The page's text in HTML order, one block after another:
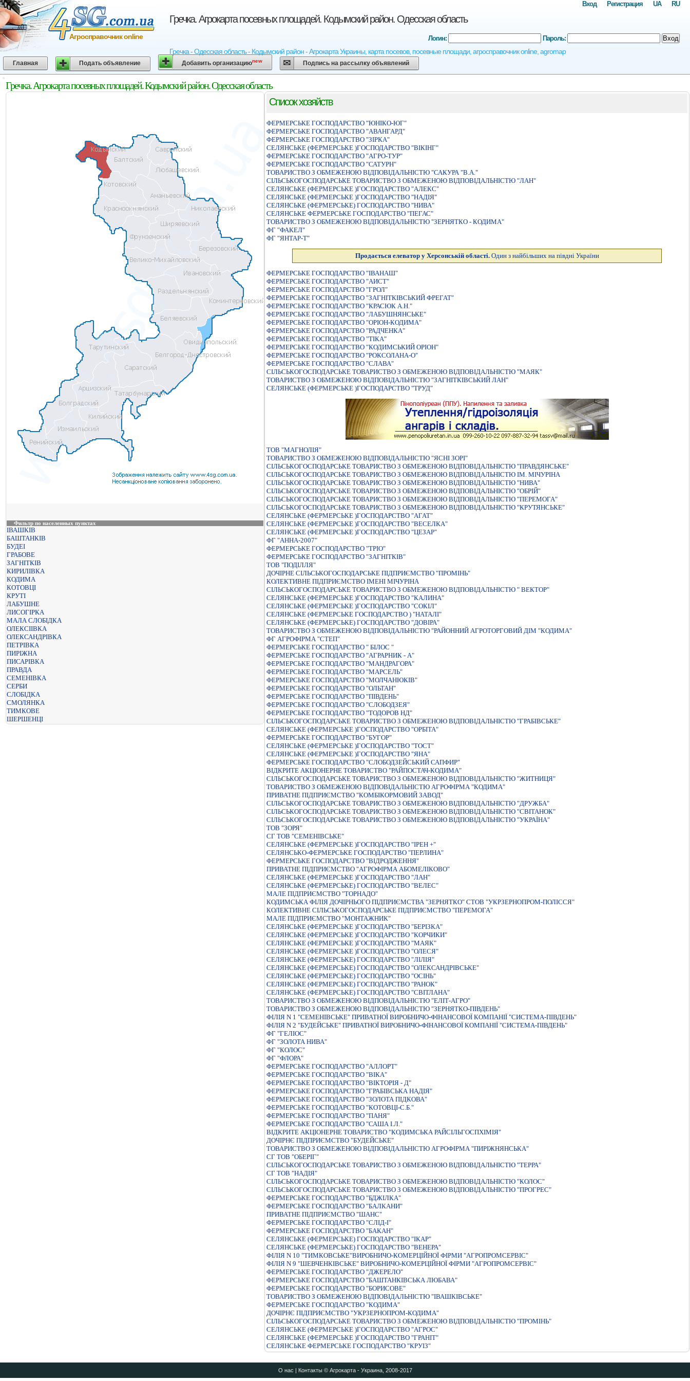
Гречка. Агрокарта посевных площадей. Кодымский район. Одесская область
Гречка - Одесская область - Кодымский район - Агрокарта Украины, карта посевов, посевные площади, агросправочник online, agromap
Агросправочник online
RU
UA
Регистрация
Вход
Логин: Пароль: Вход
Главная Подать объявление Добавить организациюnew Подпись на рассылку объявлений
Гречка. Агрокарта посевных площадей. Кодымский район. Одесская область
Фильтр по населенных пунктах
ІВАШКІВ
БАШТАНКІВ
БУДЕІ
ГРАБОВЕ
ЗАГНІТКІВ
КИРИЛІВКА
КОДИМА
КОТОВЦІ
КРУТІ
ЛАБУШНЕ
ЛИСОГІРКА
МАЛА СЛОБІДКА
ОЛЕКСІІВКА
ОЛЕКСАНДРІВКА
ПЕТРІВКА
ПИРІЖНА
ПИСАРІВКА
ПРАВДА
СЕМЕНІВКА
СЕРБИ
СЛОБІДКА
СМОЛЯНКА
ТИМКОВЕ
ШЕРШЕНЦІ
Список хозяйств
ФЕРМЕРСЬКЕ ГОСПОДАРСТВО "ЮНIКО-ЮГ"
ФЕРМЕРСЬКЕ ГОСПОДАРСТВО "АВАНГАРД"
ФЕРМЕРСЬКЕ ГОСПОДАРСТВО "ЗIРКА"
СЕЛЯНСЬКЕ (ФЕРМЕРСЬКЕ )ГОСПОДАРСТВО "ВIКIНГ"
ФЕРМЕРСЬКЕ ГОСПОДАРСТВО "АГРО-ТУР"
ФЕРМЕРСЬКЕ ГОСПОДАРСТВО "САТУРН"
ТОВАРИСТВО З ОБМЕЖЕНОЮ ВІДПОВІДАЛЬНІСТЮ "САКУРА "В.А."
СIЛЬСЬКОГОСПОДАРСЬКЕ ТОВАРИСТВО З ОБМЕЖЕНОЮ ВIДПОВIДАЛЬНIСТЮ "ЛАН"
СЕЛЯНСЬКЕ (ФЕРМЕРСЬКЕ )ГОСПОДАРСТВО "АЛЕКС"
СЕЛЯНСЬКЕ (ФЕРМЕРСЬКЕ )ГОСПОДАРСТВО "НАДIЯ"
СЕЛЯНСЬКЕ (ФЕРМЕРСЬКЕ) ГОСПОДАРСТВО "НИВА"
СЕЛЯНСЬКЕ ФЕРМЕРСЬКЕ ГОСПОДАРСТВО "ПЕГАС"
ТОВАРИСТВО З ОБМЕЖЕНОЮ ВІДПОВІДАЛЬНІСТЮ "ЗЕРНЯТКО - КОДИМА"
ФГ "ФАКЕЛ"
ФГ "ЯНТАР-Т"
Продається елеватор у Херсонській області. Один з найбільших на півдні України
ФЕРМЕРСЬКЕ ГОСПОДАРСТВО "ІВАНАШ"
ФЕРМЕРСЬКЕ ГОСПОДАРСТВО "АИСТ"
ФЕРМЕРСЬКЕ ГОСПОДАРСТВО "ГРОЛ"
ФЕРМЕРСЬКЕ ГОСПОДАРСТВО "ЗАГНIТКIВСЬКИЙ ФРЕГАТ"
ФЕРМЕРСЬКЕ ГОСПОДАРСТВО "КРАСЮК А.Н."
ФЕРМЕРСЬКЕ ГОСПОДАРСТВО "ЛАБУШНЯНСЬКЕ"
ФЕРМЕРСЬКЕ ГОСПОДАРСТВО "ОРIОН-КОДИМА"
ФЕРМЕРСЬКЕ ГОСПОДАРСТВО "РАДЧЕНКА"
ФЕРМЕРСЬКЕ ГОСПОДАРСТВО "ТIКА"
ФЕРМЕРСЬКЕ ГОСПОДАРСТВО "КОДИМСЬКИЙ ОРIОН"
ФЕРМЕРСЬКЕ ГОСПОДАРСТВО "РОКСОЛАНА-О"
ФЕРМЕРСЬКЕ ГОСПОДАРСТВО "СЛАВА"
СIЛЬСЬКОГОСПОДАРСЬКЕ ТОВАРИСТВО З ОБМЕЖЕНОЮ ВIДПОВIДАЛЬНIСТЮ "МАЯК"
ТОВАРИСТВО З ОБМЕЖЕНОЮ ВIДПОВIДАЛЬНIСТЮ "ЗАГНIТКIВСЬКИЙ ЛАН"
СЕЛЯНСЬКЕ (ФЕРМЕРСЬКЕ )ГОСПОДАРСТВО "ТРУД"
ТОВ "МАГНОЛІЯ"
ТОВАРИСТВО З ОБМЕЖЕНОЮ ВІДПОВІДАЛЬНІСТЮ "ЯСНІ ЗОРІ"
СIЛЬСЬКОГОСПОДАРСЬКЕ ТОВАРИСТВО З ОБМЕЖЕНОЮ ВIДПОВIДАЛЬНIСТЮ "ПРАВДЯНСЬКЕ"
СIЛЬСЬКОГОСПОДАРСЬКЕ ТОВАРИСТВО З ОБМЕЖЕНОЮ ВIДПОВIДАЛЬНIСТЮ IМ. МIЧУРIНА
СІЛЬСЬКОГОСПОДАРСЬКЕ ТОВАРИСТВО З ОБМЕЖЕНОЮ ВІДПОВІДАЛЬНІСТЮ "НИВА"
СІЛЬСЬКОГОСПОДАРСЬКЕ ТОВАРИСТВО З ОБМЕЖЕНОЮ ВІДПОВІДАЛЬНІСТЮ "ОБРІЙ"
СIЛЬСЬКОГОСПОДАРСЬКЕ ТОВАРИСТВО З ОБМЕЖЕНОЮ ВIДПОВIДАЛЬНIСТЮ "ПЕРЕМОГА"
СІЛЬСЬКОГОСПОДАРСЬКЕ ТОВАРИСТВО З ОБМЕЖЕНОЮ ВІДПОВІДАЛЬНІСТЮ "КРУТЯНСЬКЕ"
СЕЛЯНСЬКЕ (ФЕРМЕРСЬКЕ )ГОСПОДАРСТВО "АГАТ"
СЕЛЯНСЬКЕ (ФЕРМЕРСЬКЕ )ГОСПОДАРСТВО "ВЕСЕЛКА"
СЕЛЯНСЬКЕ (ФЕРМЕРСЬКЕ )ГОСПОДАРСТВО "ЦЕЗАР"
ФГ "АННА-2007"
ФЕРМЕРСЬКЕ ГОСПОДАРСТВО "ТРІО"
ФЕРМЕРСЬКЕ ГОСПОДАРСТВО "ЗАГНIТКIВ"
ТОВ "ПОДІЛЛЯ"
ДОЧIРНЕ СIЛЬСЬКОГОСПОДАРСЬКЕ ПIДПРИЄМСТВО "ПРОМIНЬ"
КОЛЕКТИВНЕ ПIДПРИЄМСТВО IМЕНI МIЧУРIНА
СIЛЬСЬКОГОСПОДАРСЬКЕ ТОВАРИСТВО З ОБМЕЖЕНОЮ ВIДПОВIДАЛЬНIСТЮ " ВЕКТОР"
СЕЛЯНСЬКЕ (ФЕРМЕРСЬКЕ )ГОСПОДАРСТВО "КАЛИНА"
СЕЛЯНСЬКЕ (ФЕРМЕРСЬКЕ )ГОСПОДАРСТВО "СОКIЛ"
СЕЛЯНСЬКЕ (ФЕРМЕРСЬКЕ ГОСПОДАРСТВО ) "НАТАЛІ"
СЕЛЯНСЬКЕ (ФЕРМЕРСЬКЕ) ГОСПОДАРСТВО "ДОВIРА"
ТОВАРИСТВО З ОБМЕЖЕНОЮ ВIДПОВIДАЛЬНIСТЮ "РАЙОННИЙ АГРОТОРГОВИЙ ДIМ "КОДИМА"
ФГ АГРОФІРМА "СТЕП"
ФЕРМЕРСЬКЕ ГОСПОДАРСТВО " БIЛОС "
ФЕРМЕРСЬКЕ ГОСПОДАРСТВО "АГРАРНИК - А"
ФЕРМЕРСЬКЕ ГОСПОДАРСТВО "МАНДРАГОРА"
ФЕРМЕРСЬКЕ ГОСПОДАРСТВО "МАРСЕЛЬ"
ФЕРМЕРСЬКЕ ГОСПОДАРСТВО "МОЛЧАНЮКІВ"
ФЕРМЕРСЬКЕ ГОСПОДАРСТВО "ОЛЬТАН"
ФЕРМЕРСЬКЕ ГОСПОДАРСТВО "ПIВДЕНЬ"
ФЕРМЕРСЬКЕ ГОСПОДАРСТВО "СЛОБОДЗЕЯ"
ФЕРМЕРСЬКЕ ГОСПОДАРСТВО "ТОДОРОВ НД"
СІЛЬСЬКОГОСПОДАРСЬКЕ ТОВАРИСТВО З ОБМЕЖЕНОЮ ВІДПОВІДАЛЬНІСТЮ "ГРАБІВСЬКЕ"
СЕЛЯНСЬКЕ (ФЕРМЕРСЬКЕ )ГОСПОДАРСТВО "ОРБIТА"
ФЕРМЕРСЬКЕ ГОСПОДАРСТВО "БУГОР"
СЕЛЯНСЬКЕ (ФЕРМЕРСЬКЕ )ГОСПОДАРСТВО "ТОСТ"
СЕЛЯНСЬКЕ (ФЕРМЕРСЬКЕ )ГОСПОДАРСТВО "ЯНА"
ФЕРМЕРСЬКЕ ГОСПОДАРСТВО "СЛОБОДЗЕЙСЬКИЙ САПФИР"
ВIДКРИТЕ АКЦIОНЕРНЕ ТОВАРИСТВО "РАЙПОСТАЧ-КОДИМА"
СIЛЬСЬКОГОСПОДАРСЬКЕ ТОВАРИСТВО З ОБМЕЖЕНОЮ ВIДПОВIДАЛЬНIСТЮ "ЖИТНИЦЯ"
ТОВАРИСТВО З ОБМЕЖЕНОЮ ВIДПОВIДАЛЬНIСТЮ АГРОФIРМА "КОДИМА"
ПРИВАТНЕ ПIДПРИЄМСТВО "КОМБIКОРМОВИЙ ЗАВОД"
СІЛЬСЬКОГОСПОДАРСЬКЕ ТОВАРИСТВО З ОБМЕЖЕНОЮ ВІДПОВІДАЛЬНІСТЮ "ДРУЖБА"
СІЛЬСЬКОГОСПОДАРСЬКЕ ТОВАРИСТВО З ОБМЕЖЕНОЮ ВІДПОВІДАЛЬНІСТЮ "СВІТАНОК"
СІЛЬСЬКОГОСПОДАРСЬКЕ ТОВАРИСТВО З ОБМЕЖЕНОЮ ВІДПОВІДАЛЬНІСТЮ "УКРАЇНА"
ТОВ "ЗОРЯ"
СГ ТОВ "СЕМЕНІВСЬКЕ"
СЕЛЯНСЬКЕ (ФЕРМЕРСЬКЕ )ГОСПОДАРСТВО "IРЕН +"
СЕЛЯНСЬКО-ФЕРМЕРСЬКЕ ГОСПОДАРСТВО "ПЕРЛИНА"
ФЕРМЕРСЬКЕ ГОСПОДАРСТВО "ВIДРОДЖЕННЯ"
ПРИВАТНЕ ПIДПРИЄМСТВО "АГРОФIРМА АБОМЕЛIКОВО"
СЕЛЯНСЬКЕ (ФЕРМЕРСЬКЕ )ГОСПОДАРСТВО "ЛАН"
СЕЛЯНСЬКЕ (ФЕРМЕРСЬКЕ) ГОСПОДАРСТВО "ВЕЛЕС"
МАЛЕ ПІДПРИЄМСТВО "ТОРНАДО"
КОДИМСЬКА ФIЛIЯ ДОЧIРНЬОГО ПIДПРИЄМСТВА "ЗЕРНЯТКО" СТОВ "УКРЗЕРНОПРОМ-ПОЛIССЯ"
КОЛЕКТИВНЕ СIЛЬСЬКОГОСПОДАРСЬКЕ ПIДПРИЄМСТВО "ПЕРЕМОГА"
МАЛЕ ПIДПРИЄМСТВО "МОНТАЖНИК"
СЕЛЯНСЬКЕ (ФЕРМЕРСЬКЕ )ГОСПОДАРСТВО "БЕРIЗКА"
СЕЛЯНСЬКЕ (ФЕРМЕРСЬКЕ )ГОСПОДАРСТВО "КОРЧИКИ"
СЕЛЯНСЬКЕ (ФЕРМЕРСЬКЕ )ГОСПОДАРСТВО "МАЯК"
СЕЛЯНСЬКЕ (ФЕРМЕРСЬКЕ )ГОСПОДАРСТВО "ОЛЕСЯ"
СЕЛЯНСЬКЕ (ФЕРМЕРСЬКЕ) ГОСПОДАРСТВО "ЛIЛIЯ"
СЕЛЯНСЬКЕ (ФЕРМЕРСЬКЕ) ГОСПОДАРСТВО "ОЛЕКСАНДРIВСЬКЕ"
СЕЛЯНСЬКЕ (ФЕРМЕРСЬКЕ) ГОСПОДАРСТВО "ОСІНЬ"
СЕЛЯНСЬКЕ (ФЕРМЕРСЬКЕ) ГОСПОДАРСТВО "РАНОК"
СЕЛЯНСЬКЕ (ФЕРМЕРСЬКЕ) ГОСПОДАРСТВО "СВIТЛАНА"
ТОВАРИСТВО З ОБМЕЖЕНОЮ ВIДПОВIДАЛЬНIСТЮ "ЕЛIТ-АГРО"
ТОВАРИСТВО З ОБМЕЖЕНОЮ ВІДПОВІДАЛЬНІСТЮ "ЗЕРНЯТКО-ПІВДЕНЬ"
ФІЛІЯ N 1 "СЕМЕНІВСЬКЕ" ПРИВАТНОЇ ВИРОБНИЧО-ФІНАНСОВОЇ КОМПАНІЇ "СИСТЕМА-ПІВДЕНЬ"
ФІЛІЯ N 2 "БУДЕЙСЬКЕ" ПРИВАТНОЇ ВИРОБНИЧО-ФІНАНСОВОЇ КОМПАНІЇ "СИСТЕМА-ПІВДЕНЬ"
ФГ "ГЕЛІОС"
ФГ "ЗОЛОТА НИВА"
ФГ "КОЛОС"
ФГ "ФЛОРА"
ФЕРМЕРСЬКЕ ГОСПОДАРСТВО "АЛЛОРТ"
ФЕРМЕРСЬКЕ ГОСПОДАРСТВО "ВIКА"
ФЕРМЕРСЬКЕ ГОСПОДАРСТВО "ВIКТОРIЯ - Д"
ФЕРМЕРСЬКЕ ГОСПОДАРСТВО "ГРАБIВСЬКА НАДIЯ"
ФЕРМЕРСЬКЕ ГОСПОДАРСТВО "ЗОЛОТА ПIДКОВА"
ФЕРМЕРСЬКЕ ГОСПОДАРСТВО "КОТОВЦІ-С.Б."
ФЕРМЕРСЬКЕ ГОСПОДАРСТВО "ПАНЯ"
ФЕРМЕРСЬКЕ ГОСПОДАРСТВО "САША І.Л."
ВIДКРИТЕ АКЦIОНЕРНЕ ТОВАРИСТВО "КОДИМСЬКА РАЙСIЛЬГОСПХIМIЯ"
ДОЧIРНЄ ПIДПРИЄМСТВО "БУДЕЙСЬКЕ"
ТОВАРИСТВО З ОБМЕЖЕНОЮ ВІДПОВІДАЛЬНІСТЮ АГРОФІРМА "ПИРІЖНЯНСЬКА"
СГ ТОВ "ОБЕРІГ"
СIЛЬСЬКОГОСПОДАРСЬКЕ ТОВАРИСТВО З ОБМЕЖЕНОЮ ВIДПОВIДАЛЬНIСТЮ "ТЕРРА"
СГ ТОВ "НАДІЯ"
СІЛЬСЬКОГОСПОДАРСЬКЕ ТОВАРИСТВО З ОБМЕЖЕНОЮ ВІДПОВІДАЛЬНІСТЮ "КОЛОС"
СІЛЬСЬКОГОСПОДАРСЬКЕ ТОВАРИСТВО З ОБМЕЖЕНОЮ ВІДПОВІДАЛЬНІСТЮ "ПРОГРЕС"
ФЕРМЕРСЬКЕ ГОСПОДАРСТВО "БДЖIЛКА"
ФЕРМЕРСЬКЕ ГОСПОДАРСТВО "БАЛКАНИ"
ПРИВАТНЕ ПІДПРИЄМСТВО "ШАНС"
ФЕРМЕРСЬКЕ ГОСПОДАРСТВО "СЛIД-I"
ФЕРМЕРСЬКЕ ГОСПОДАРСТВО "БАКАН"
СЕЛЯНСЬКЕ (ФЕРМЕРСЬКЕ) ГОСПОДАРСТВО "IКАР"
СЕЛЯНСЬКЕ (ФЕРМЕРСЬКЕ) ГОСПОДАРСТВО "ВЕНЕРА"
ФІЛІЯ N 10 "ТИМКОВСЬКЕ"ВИРОБНИЧО-КОМЕРЦІЙНОЇ ФІРМИ "АГРОПРОМСЕРВІС"
ФІЛІЯ N 9 "ШЕВЧЕНКІВСЬКЕ" ВИРОБНИЧО-КОМЕРЦІЙНОЇ ФІРМИ "АГРОПРОМСЕРВІС"
ФЕРМЕРСЬКЕ ГОСПОДАРСТВО "ДЖЕРЕЛО"
ФЕРМЕРСЬКЕ ГОСПОДАРСТВО "БАШТАНКIВСЬКА ЛЮБАВА"
ФЕРМЕРСЬКЕ ГОСПОДАРСТВО "БОРИСОВЕ"
ТОВАРИСТВО З ОБМЕЖЕНОЮ ВІДПОВІДАЛЬНІСТЮ "ІВАШКІВСЬКЕ"
ФЕРМЕРСЬКЕ ГОСПОДАРСТВО "КОДИМА"
ДОЧІРНЄ ПІДПРИЄМСТВО "УКРЗЕРНОПРОМ-КОДИМА"
СІЛЬСЬКОГОСПОДАРСЬКЕ ТОВАРИСТВО З ОБМЕЖЕНОЮ ВІДПОВІДАЛЬНІСТЮ "ПРОМІНЬ"
СЕЛЯНСЬКЕ (ФЕРМЕРСЬКЕ )ГОСПОДАРСТВО "АГРОС"
СЕЛЯНСЬКЕ (ФЕРМЕРСЬКЕ )ГОСПОДАРСТВО "ГРАНІТ"
СЕЛЯНСЬКЕ ФЕРМЕРСЬКЕ ГОСПОДАРСТВО "КРУІЗ"
О нас | Контакты© Агрокарта - Украина, 2008-2017